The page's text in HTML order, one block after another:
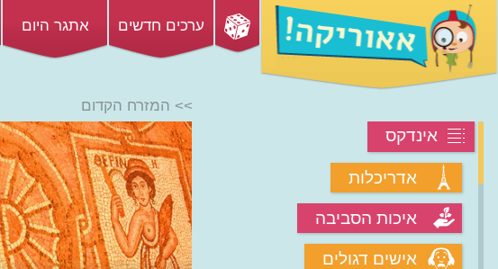
ערכים חדשים אתגר היום
אינדקס
אדריכלות
איכות הסביבה
אישים דגולים
>> המזרח הקדום